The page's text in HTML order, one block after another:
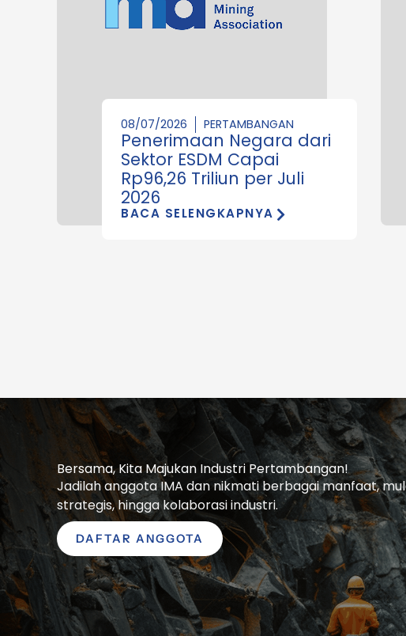
08/07/2026 PERTAMBANGAN
Penerimaan Negara dari
Sektor ESDM Capai
Rp96,26 Triliun per Juli
2026
BACA SELENGKAPNYA
Bersama, Kita Majukan Industri Pertambangan!
Jadilah anggota IMA dan nikmati berbagai manfaat,
strategis, hingga kolaborasi industri.
DAFTAR ANGGOTA